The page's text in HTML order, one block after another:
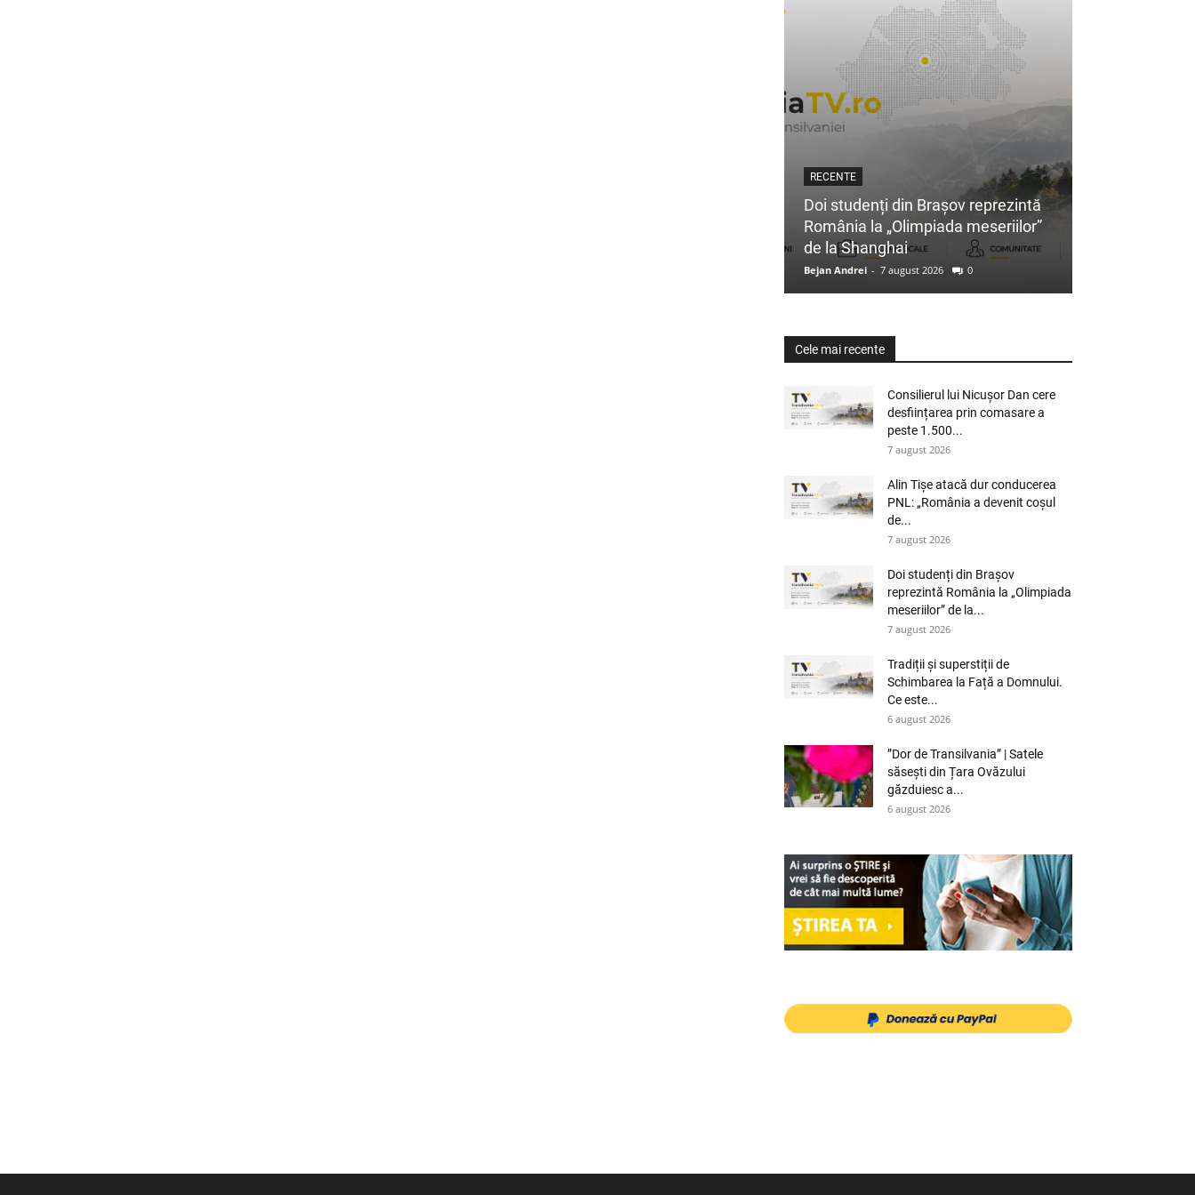
RECENTE
Doi studenți din Brașov reprezintă
România la „Olimpiada meseriilor”
de la Shanghai
Bejan Andrei - 7 august 2026 0
Cele mai recente
Consilierul lui Nicușor Dan cere
desființarea prin comasare a
peste 1.500...
7 august 2026
Alin Tișe atacă dur conducerea
PNL: „România a devenit coșul
de...
7 august 2026
Doi studenți din Brașov
reprezintă România la „Olimpiada
meseriilor” de la...
7 august 2026
Tradiții și superstiții de
Schimbarea la Față a Domnului.
Ce este...
6 august 2026
”Dor de Transilvania” | Satele
săsești din Țara Ovăzului
găzduiesc a...
6 august 2026